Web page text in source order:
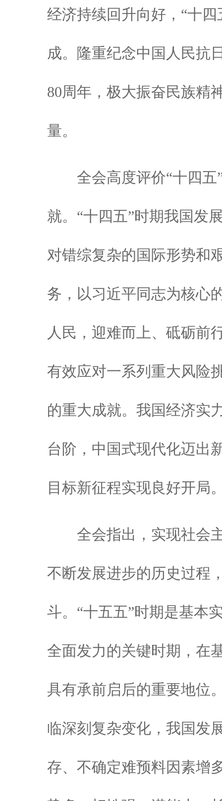
经济持续回升向好，“十
成。隆重纪念中国人民抗
80周年，极大振奋民族精
量。
全会高度评价“十四五”
就。“十四五”时期我国发
对错综复杂的国际形势和
务，以习近平同志为核心
人民，迎难而上、砥砺前
有效应对一系列重大风险
的重大成就。我国经济实
台阶，中国式现代化迈出
目标新征程实现良好开局
全会指出，实现社会主
不断发展进步的历史过程
斗。“十五五”时期是基本
全面发力的关键时期，在
具有承前启后的重要地位
临深刻复杂变化，我国发
存、不确定难预料因素增